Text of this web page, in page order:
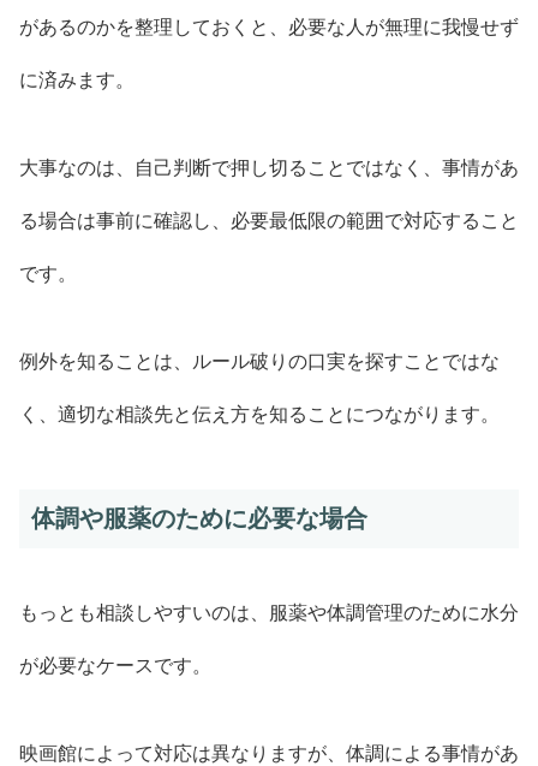
があるのかを整理しておくと、必要な人が無理に我慢せず
に済みます。
大事なのは、自己判断で押し切ることではなく、事情があ
る場合は事前に確認し、必要最低限の範囲で対応すること
です。
例外を知ることは、ルール破りの口実を探すことではな
く、適切な相談先と伝え方を知ることにつながります。
体調や服薬のために必要な場合
もっとも相談しやすいのは、服薬や体調管理のために水分
が必要なケースです。
映画館によって対応は異なりますが、体調による事情があ